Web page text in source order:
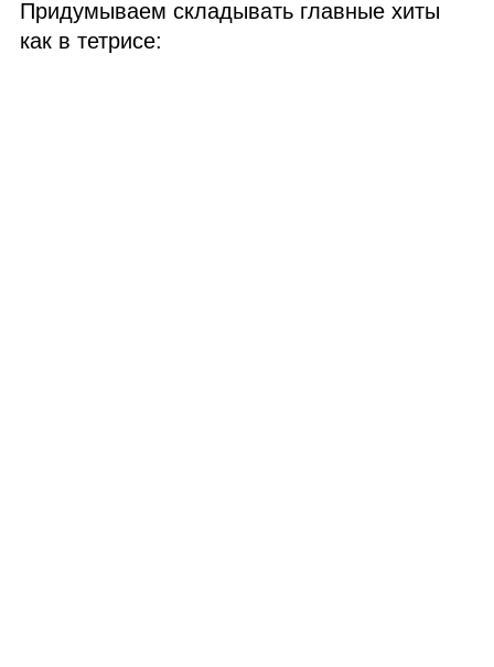
Придумываем складывать главные хиты
как в тетрисе: